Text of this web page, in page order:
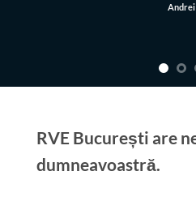
Andrei
RVE București are
dumneavoastră.